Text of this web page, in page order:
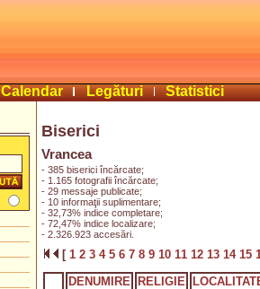
Calendar Legături Statistici
Biserici
Vrancea
- 385 biserici încărcate;
- 1.165 fotografii încărcate;
- 29 messaje publicate;
- 10 informaţii suplimentare;
- 32,73% indice completare;
- 72,47% indice localizare;
- 2.326.923 accesări.
[1 2 3 4 5 6 7 8 9 10 11 12 13 14 15
DENUMIRE
RELIGIE